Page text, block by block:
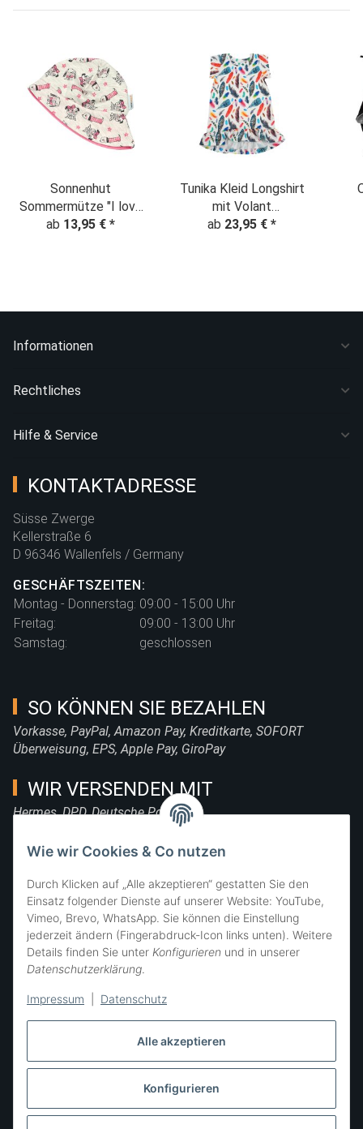
Alle akzeptieren
Konfigurieren
Wie wir Cookies & Co nutzen
Durch Klicken auf „Alle akzeptieren“ gestatten Sie den
Einsatz folgender Dienste auf unserer Website: YouTube,
Vimeo, Brevo, WhatsApp. Sie können die Einstellung
jederzeit ändern (Fingerabdruck-Icon links unten). Weitere
Details finden Sie unter Konfigurieren und in unserer
Datenschutzerklärung.
Impressum Datenschutz
Sonnenhut
Sommermütze "I love
my Dog" creme
ab 13,95 € *
Tunika Kleid Longshirt
mit Volant
"Kunterbunte Federn"
ab 23,95 € *
Informationen
Rechtliches
Hilfe & Service
KONTAKTADRESSE
Süsse Zwerge
Kellerstraße 6
D 96346 Wallenfels / Germany
GESCHÄFTSZEITEN:
Montag - Donnerstag: 09:00 - 15:00 Uhr
Freitag:
09:00 - 13:00 Uhr
Samstag:
geschlossen
SO KÖNNEN SIE BEZAHLEN
Vorkasse, PayPal, Amazon Pay, Kreditkarte, SOFORT
Überweisung, EPS, Apple Pay, GiroPay
WIR VERSENDEN MIT
Hermes, DPD, Deutsche Post, DHL
FOLGE UNS
SIE ERREICHEN UNS
Vertrag widerrufen